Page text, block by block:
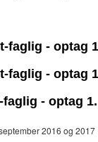
faglig - optag
- optag
- optag
2016 og 2017